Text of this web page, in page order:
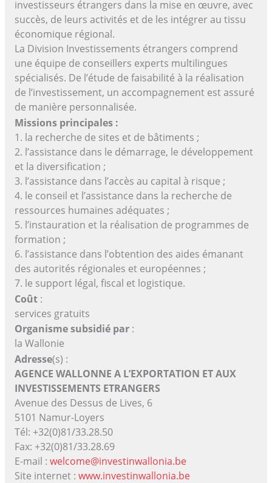
investisseurs étrangers dans la mise en œuvre, avec
succès, de leurs activités et de les intégrer au tissu
économique régional.
La Division Investissements étrangers comprend
une équipe de conseillers experts multilingues
spécialisés. De l’étude de faisabilité à la réalisation
de l’investissement, un accompagnement est assuré
de manière personnalisée.
Missions principales :
1. la recherche de sites et de bâtiments ;
2. l’assistance dans le démarrage, le développement
et la diversification ;
3. l’assistance dans l’accès au capital à risque ;
4. le conseil et l’assistance dans la recherche de
ressources humaines adéquates ;
5. l’instauration et la réalisation de programmes de
formation ;
6. l’assistance dans l’obtention des aides émanant
des autorités régionales et européennes ;
7. le support légal, fiscal et logistique.
Coût:
services gratuits
Organisme subsidié par:
la Wallonie
Adresse(s) :
AGENCE WALLONNE A L’EXPORTATION ET AUX
INVESTISSEMENTS ETRANGERS
Avenue des Dessus de Lives, 6
5101 Namur-Loyers
Tél: +32(0)81/33.28.50
Fax: +32(0)81/33.28.69
E-mail : welcome@investinwallonia.be
Site internet : www.investinwallonia.be